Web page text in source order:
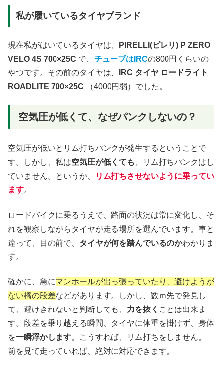
私が履いているタイヤブランド
現在私がはいているタイヤは、
PIRELLI(ピレリ) P ZERO
VELO 4S 700×25C で、 チューブはIRCの800円くらいの
やつです。その前のタイヤは、
IRC タイヤ ロードライト
ROADLITE 700×25C （4000円弱）でした。
空気圧が低くて、なぜパンクしないの？
空気圧が低いとリム打ちパンクが発生するということで
す。しかし、私は空気圧が低くても 、リム打ちパンクはし
ていません。というか、
リム打ちさせないように乗ってい
ます。
ロードバイクに乗るうえで、路面の状況は常に変化し、そ
れを観察しながらタイヤが走る場所を選んでいます。車と
違って、目の前で、 タイヤが何を踏んでいるのかわかりま
す。
確かに、急にマンホールが出っ張っていたり、避けようが
ない橋の段差などがあります。しかし、数ｍ先で発見し
て、避けきれないと判断しても、 力を抜く ことは出来ま
す。段差を乗り越える瞬間、タイヤに体重を掛けず、身体
を一瞬浮かします。こうすれば、リム打ちをしません。
前を見て走っていれば、絶対に対応できます。